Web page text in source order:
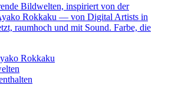
Bildwelten, inspiriert von der
Rokkaku — von Digital Artists in
raumhoch und mit Sound. Farbe, die
Rokkaku